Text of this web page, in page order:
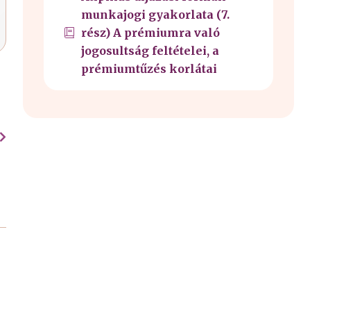
munkajogi gyakorlata (7.
rész) A prémiumra való
jogosultság feltételei, a
prémiumtűzés korlátai